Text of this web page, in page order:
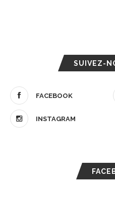
SUIVEZ-
FACEBOOK
INSTAGRAM